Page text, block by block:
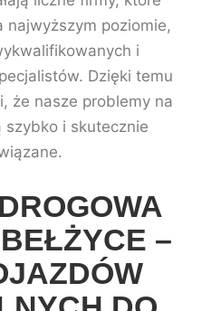
najwyższym poziomie,
i
Dzięki temu
że nasze problemy na
szybko i skutecznie
–